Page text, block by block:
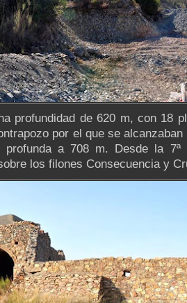
profundidad de 620 m, con 18
por el que se
profunda a 708 m. Desde la 7ª
los filones Consecuencia y